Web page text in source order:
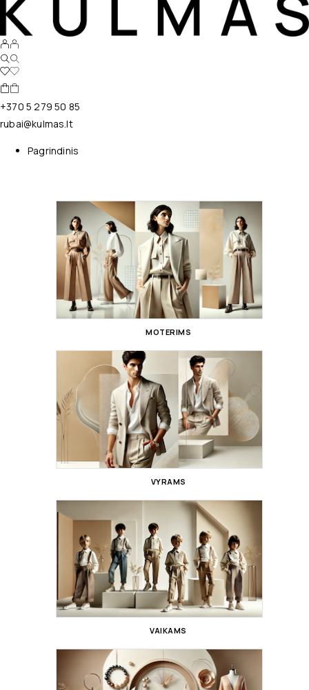
+370 5 279 50 85
rubai@kulmas.lt
Pagrindinis
MOTERIMS
VYRAMS
VAIKAMS